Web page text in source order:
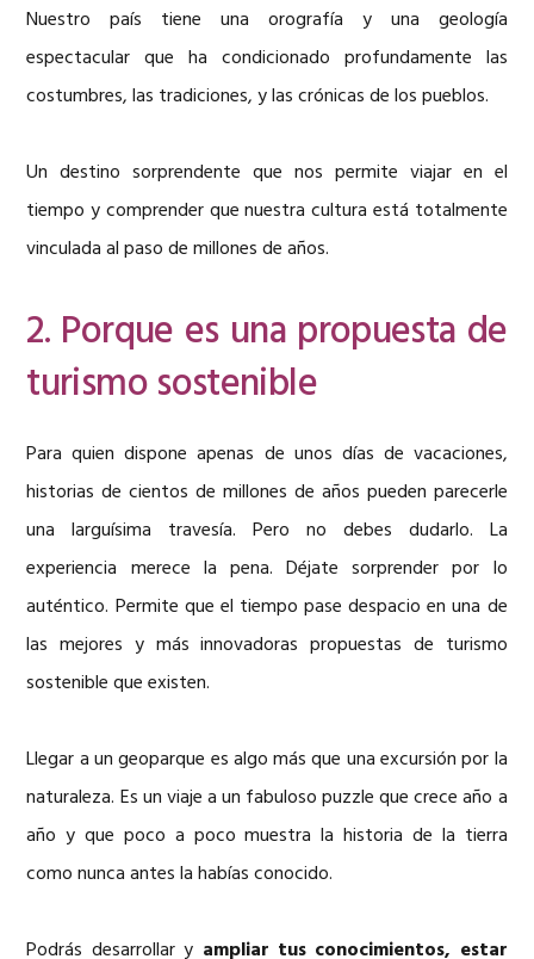
Nuestro país tiene una orografía y una geología
espectacular que ha condicionado profundamente las
costumbres, las tradiciones, y las crónicas de los pueblos.
Un destino sorprendente que nos permite viajar en el
tiempo y comprender que nuestra cultura está totalmente
vinculada al paso de millones de años.
2. Porque es una propuesta de
turismo sostenible
Para quien dispone apenas de unos días de vacaciones,
historias de cientos de millones de años pueden parecerle
una larguísima travesía. Pero no debes dudarlo. La
experiencia merece la pena. Déjate sorprender por lo
auténtico. Permite que el tiempo pase despacio en una de
las mejores y más innovadoras propuestas de turismo
sostenible que existen.
Llegar a un geoparque es algo más que una excursión por la
naturaleza. Es un viaje a un fabuloso puzzle que crece año a
año y que poco a poco muestra la historia de la tierra
como nunca antes la habías conocido.
Podrás desarrollar y ampliar tus conocimientos, estar